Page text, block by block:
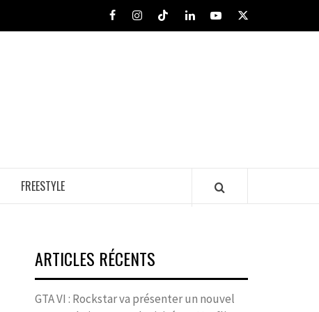
FacebookInstagram
TiktokLinkedInYoutube
X
FREESTYLE
ARTICLES RÉCENTS
GTA VI : Rockstar va présenter un nouvel